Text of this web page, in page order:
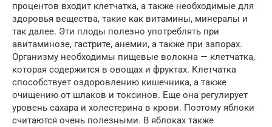
процентов входит клетчатка, а также необходимые для
здоровья вещества, такие как витамины, минералы и
так далее. Эти плоды полезно употреблять при
авитаминозе, гастрите, анемии, а также при запорах.
Организму необходимы пищевые волокна — клетчатка,
которая содержится в овощах и фруктах. Клетчатка
способствует оздоровлению кишечника, а также
очищению от шлаков и токсинов. Еще она регулирует
уровень сахара и холестерина в крови. Поэтому яблоки
считаются очень полезными. В яблоках также